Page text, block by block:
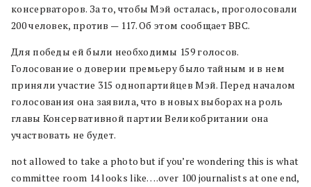
консерваторов. За то, чтобы Мэй осталась, проголосовали
200 человек, против — 117. Об этом сообщает BBC.
Для победы ей были необходимы 159 голосов.
Голосование о доверии премьеру было тайным и в нем
приняли участие 315 однопартийцев Мэй. Перед началом
голосования она заявила, что в новых выборах на роль
главы Консервативной партии Великобритании она
участвовать не будет.
not allowed to take a photo but if you’re wondering this is what
committee room 14 looks like….over 100 journalists at one end,